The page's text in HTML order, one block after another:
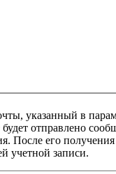
указанный в
отправлено
После его
учетной записи.